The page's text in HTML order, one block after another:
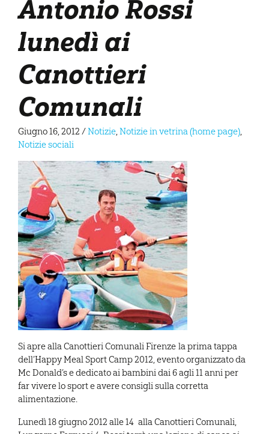
Antonio Rossi
lunedì ai
Canottieri
Comunali
Giugno 16, 2012 /Notizie,Notizie in vetrina (home page),
Notizie sociali
Si apre alla Canottieri Comunali Firenze la prima tappa
dell’Happy Meal Sport Camp 2012, evento organizzato da
Mc Donald’s e dedicato ai bambini dai 6 agli 11 anni per
far vivere lo sport e avere consigli sulla corretta
alimentazione.
Lunedì 18 giugno 2012 alle 14 alla Canottieri Comunali,